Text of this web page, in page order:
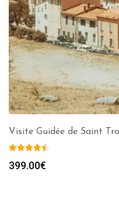
Visite Guidée de Saint
399.00€